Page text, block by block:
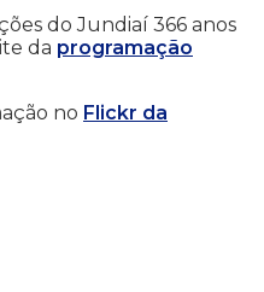
do Jundiaí 366 anos
da programação
no Flickr da